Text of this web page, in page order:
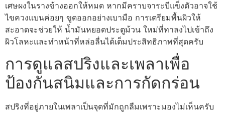
เศษผงในรางข้างออกให้หมด หากมีคราบจาระบีแข็งตัวอาจใช้
ไขควงแบนค่อยๆ ขูดออกอย่างเบามือ การเตรียมพื้นผิวให้
สะอาดจะช่วยให้ น้ำมันหยอดประตูม้วน ใหม่ที่ทาลงไปเข้าถึง
ผิวโลหะและทำหน้าที่หล่อลื่นได้เต็มประสิทธิภาพที่สุดครับ
การดูแลสปริงและเพลาเพื่อ
ป้องกันสนิมและการกัดกร่อน
สปริงที่อยู่ภายในเพลาเป็นจุดที่มักถูกลืมเพราะมองไม่เห็นครับ